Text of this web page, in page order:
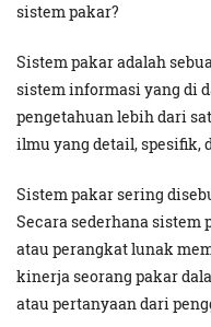
sistem pakar?
Sistem pakar adalah
sistem informasi yang di
pengetahuan lebih dari
ilmu yang detail, spesifik,
Sistem pakar sering
Secara sederhana sistem
atau perangkat lunak
kinerja seorang pakar
atau pertanyaan dari